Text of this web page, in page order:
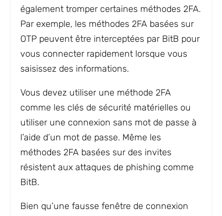
également tromper certaines méthodes 2FA.
Par exemple, les méthodes 2FA basées sur
OTP peuvent être interceptées par BitB pour
vous connecter rapidement lorsque vous
saisissez des informations.
Vous devez utiliser une méthode 2FA
comme les clés de sécurité matérielles ou
utiliser une connexion sans mot de passe à
l’aide d’un mot de passe. Même les
méthodes 2FA basées sur des invites
résistent aux attaques de phishing comme
BitB.
Bien qu’une fausse fenêtre de connexion